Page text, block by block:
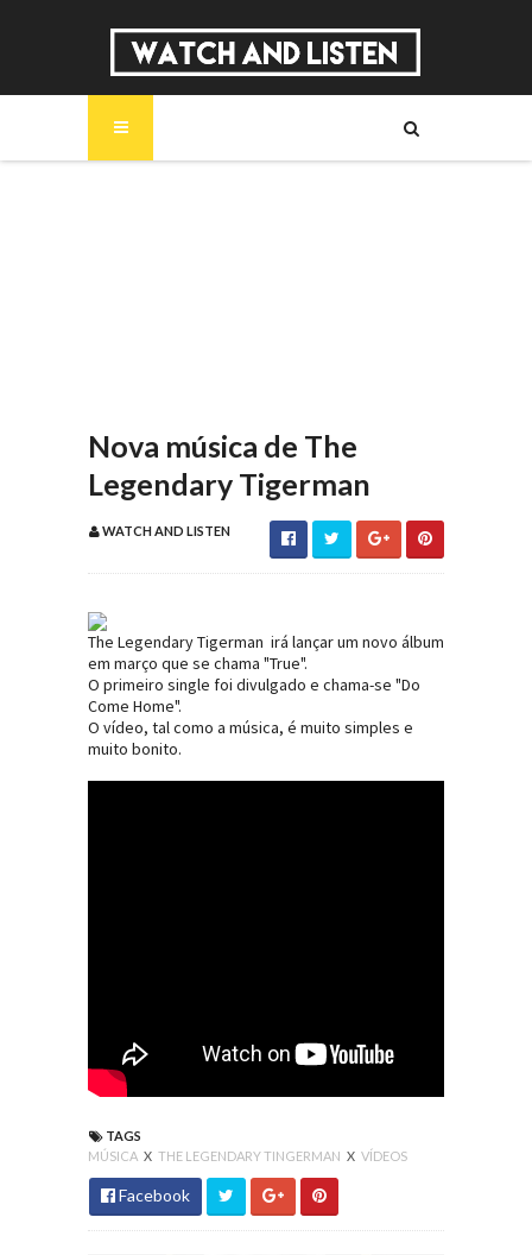
Nova música de The
Legendary Tigerman
WATCH AND LISTEN
The Legendary Tigerman irá lançar um novo álbum
em março que se chama "True".
O primeiro single foi divulgado e chama-se "Do
Come Home".
O vídeo, tal como a música, é muito simples e
muito bonito.
TAGS
MÚSICA X THE LEGENDARY TINGERMAN X VÍDEOS
Facebook